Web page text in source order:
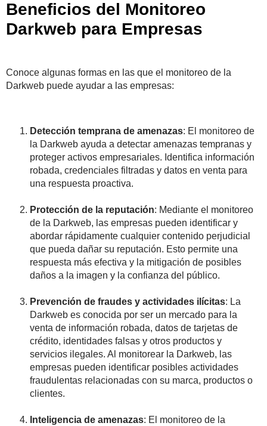
Beneficios del Monitoreo
Darkweb para Empresas
Conoce algunas formas en las que el monitoreo de la
Darkweb puede ayudar a las empresas:
Detección temprana de amenazas: El monitoreo de
la Darkweb ayuda a detectar amenazas tempranas y
proteger activos empresariales. Identifica información
robada, credenciales filtradas y datos en venta para
una respuesta proactiva.
Protección de la reputación: Mediante el monitoreo
de la Darkweb, las empresas pueden identificar y
abordar rápidamente cualquier contenido perjudicial
que pueda dañar su reputación. Esto permite una
respuesta más efectiva y la mitigación de posibles
daños a la imagen y la confianza del público.
Prevención de fraudes y actividades ilícitas: La
Darkweb es conocida por ser un mercado para la
venta de información robada, datos de tarjetas de
crédito, identidades falsas y otros productos y
servicios ilegales. Al monitorear la Darkweb, las
empresas pueden identificar posibles actividades
fraudulentas relacionadas con su marca, productos o
clientes.
Inteligencia de amenazas: El monitoreo de la